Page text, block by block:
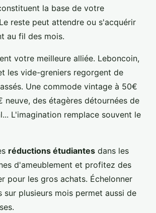
la base de votre
reste peut attendre ou s'acquérir
au fil des mois.
votre meilleure alliée. Leboncoin,
les vide-greniers regorgent de
Une commode vintage à 50€
neuve, des étagères détournées de
L'imagination remplace souvent le
réductions étudiantes dans les
d'ameublement et profitez des
pour les gros achats. Échelonner
sur plusieurs mois permet aussi de